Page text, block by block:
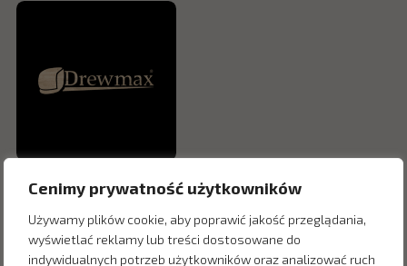
Cenimy prywatność użytkowników
Używamy plików cookie, aby poprawić jakość przeglądania,
wyświetlać reklamy lub treści dostosowane do
indywidualnych potrzeb użytkowników oraz analizować ruch